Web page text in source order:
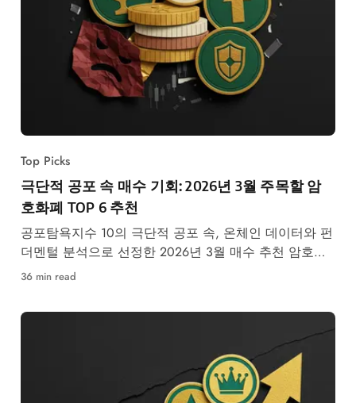
Top Picks
극단적 공포 속 매수 기회: 2026년 3월 주목할 암
호화폐 TOP 6 추천
공포탐욕지수 10의 극단적 공포 속, 온체인 데이터와 펀
더멘털 분석으로 선정한 2026년 3월 매수 추천 암호화
폐 TOP 6.
36 min read